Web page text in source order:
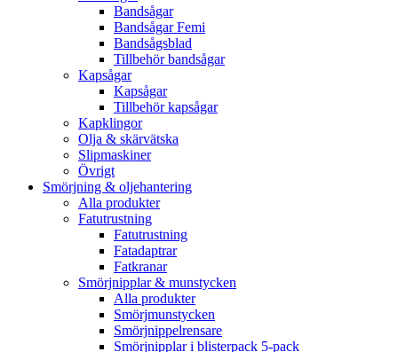
Bandsågar
Bandsågar Femi
Bandsågsblad
Tillbehör bandsågar
Kapsågar
Kapsågar
Tillbehör kapsågar
Kapklingor
Olja & skärvätska
Slipmaskiner
Övrigt
Smörjning & oljehantering
Alla produkter
Fatutrustning
Fatutrustning
Fatadaptrar
Fatkranar
Smörjnipplar & munstycken
Alla produkter
Smörjmunstycken
Smörjnippelrensare
Smörjnipplar i blisterpack 5-pack